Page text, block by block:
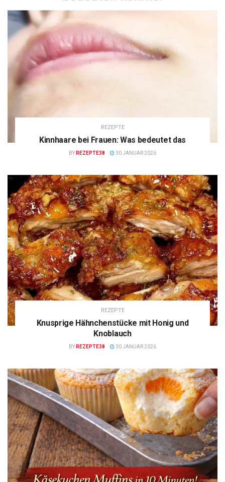
REZEPTE
Kinnhaare bei Frauen: Was bedeutet das
BY REZEPTE38 30 JANUAR 2026
REZEPTE
Knusprige Hähnchenstücke mit Honig und
Knoblauch
BY REZEPTE38 30 JANUAR 2026